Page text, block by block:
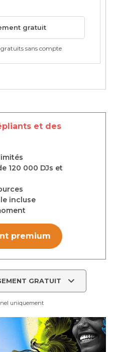
gratuit
sans compte
et des
120 000 DJs et
incluse
premium
GRATUIT
uniquement